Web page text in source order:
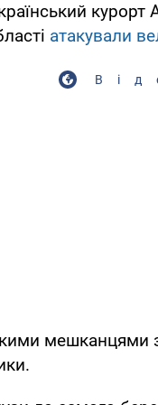
курорт
атакували
мешканцями